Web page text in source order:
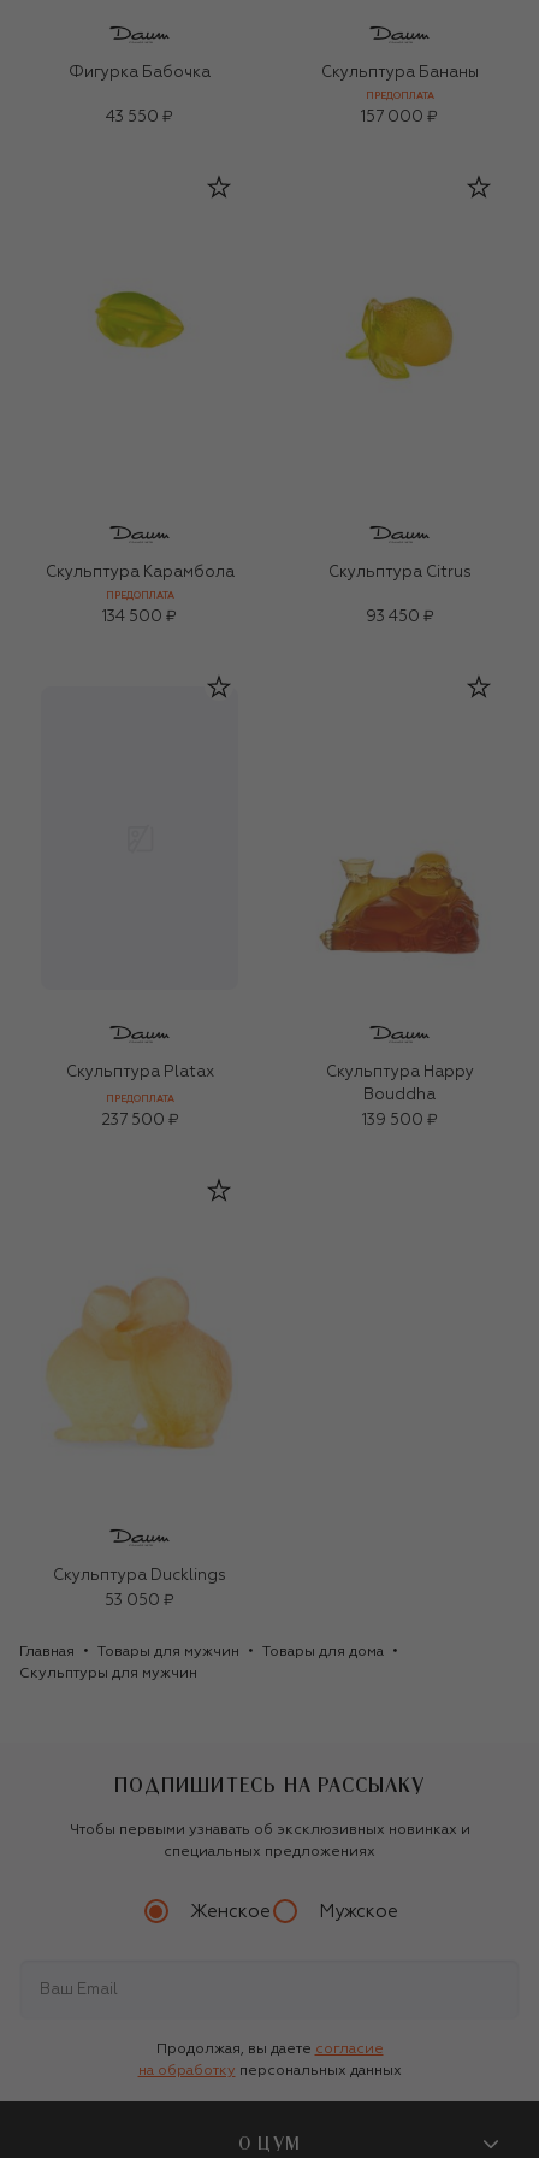
Фигурка Бабочка
43 550 ₽
Скульптура Бананы
ПРЕДОПЛАТА
157 000 ₽
Скульптура Карамбола
ПРЕДОПЛАТА
134 500 ₽
Скульптура Citrus
93 450 ₽
Скульптура Platax
ПРЕДОПЛАТА
237 500 ₽
Скульптура Happy
Bouddha
139 500 ₽
Скульптура Ducklings
53 050 ₽
Главная Товары для мужчин
Товары для дома
Скульптуры для мужчин
ПОДПИШИТЕСЬ НА РАССЫЛКУ
Чтобы первыми узнавать об эксклюзивных новинках и
специальных предложениях
Женское Мужское
Продолжая, вы даете согласие
на обработку персональных данных
О ЦУМ